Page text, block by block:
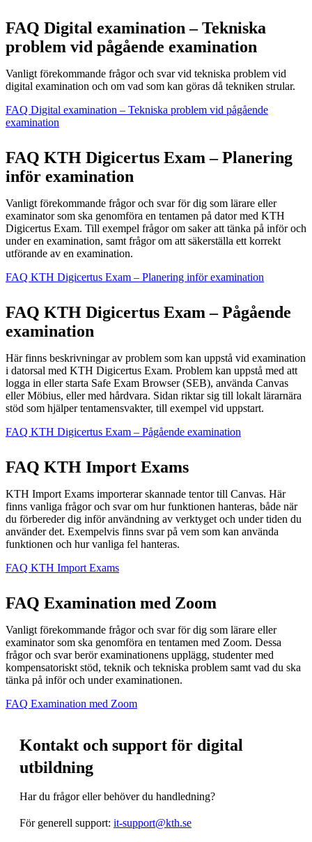
FAQ Digital examination – Tekniska
problem vid pågående examination
Vanligt förekommande frågor och svar vid tekniska problem vid
digital examination och om vad som kan göras då tekniken strular.
FAQ Digital examination – Tekniska problem vid pågående
examination
FAQ KTH Digicertus Exam – Planering
inför examination
Vanligt förekommande frågor och svar för dig som lärare eller
examinator som ska genomföra en tentamen på dator med KTH
Digicertus Exam. Till exempel frågor om saker att tänka på inför och
under en examination, samt frågor om att säkerställa ett korrekt
utförande av en examination.
FAQ KTH Digicertus Exam – Planering inför examination
FAQ KTH Digicertus Exam – Pågående
examination
Här finns beskrivningar av problem som kan uppstå vid examination
i datorsal med KTH Digicertus Exam. Problem kan uppstå med att
logga in eller starta Safe Exam Browser (SEB), använda Canvas
eller Möbius, eller med hårdvara. Sidan riktar sig till lokalt lärarnära
stöd som hjälper tentamensvakter, till exempel vid uppstart.
FAQ KTH Digicertus Exam – Pågående examination
FAQ KTH Import Exams
KTH Import Exams importerar skannade tentor till Canvas. Här
finns vanliga frågor och svar om hur funktionen hanteras, både när
du förbereder dig inför användning av verktyget och under tiden du
använder det. Exempelvis finns svar på vem som kan använda
funktionen och hur vanliga fel hanteras.
FAQ KTH Import Exams
FAQ Examination med Zoom
Vanligt förekommande frågor och svar för dig som lärare eller
examinator som ska genomföra en tentamen med Zoom. Dessa
frågor och svar berör examinationens upplägg, studenter med
kompensatoriskt stöd, teknik och tekniska problem samt vad du ska
tänka på inför och under examinationen.
FAQ Examination med Zoom
Kontakt och support för digital
utbildning
Har du frågor eller behöver du handledning?
För generell support: it-support@kth.se